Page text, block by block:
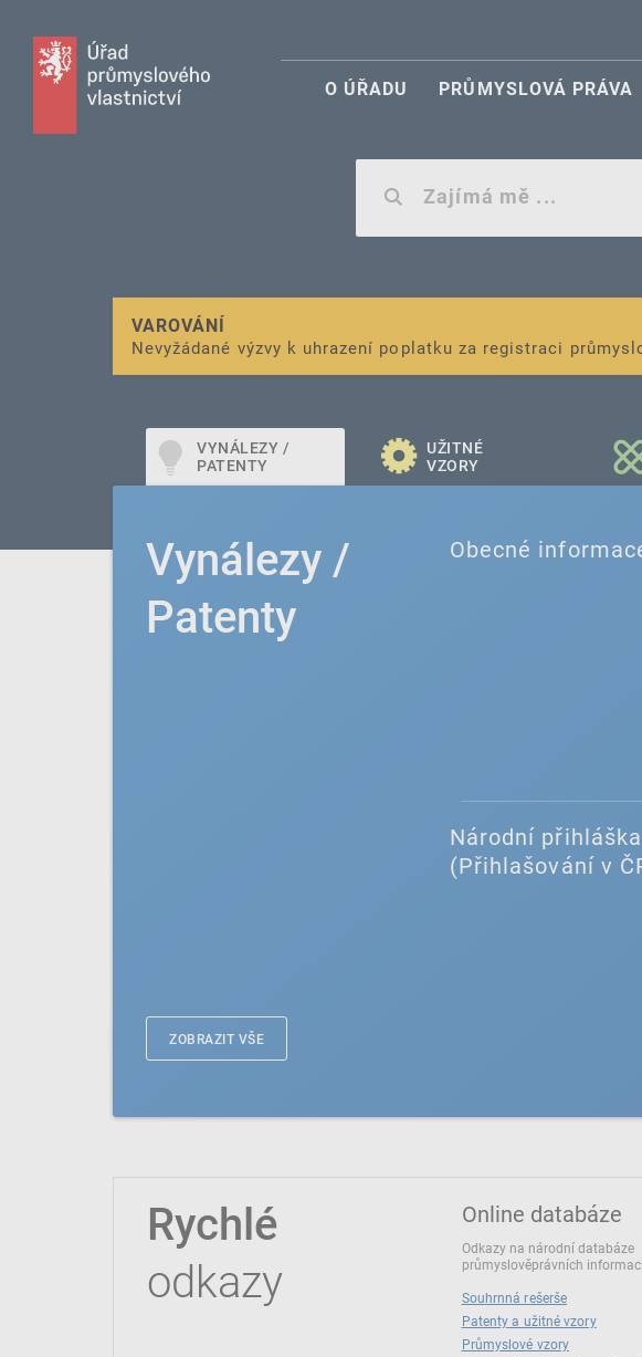
O ÚŘADU PRŮMYSLOVÁ PRÁVA
VAROVÁNÍ
Nevyžádané výzvy k uhrazení poplatku za registraci
Finanční podpora
pro správu duševního vlastnictví pro malé a střední
VYNÁLEZY /
PATENTY
UŽITNÉ
VZORY
Vynálezy /
Patenty
Obecné
Národní přihláška
(Přihlašování v
ZOBRAZIT VŠE
Rychlé
odkazy
Online databáze
Odkazy na národní databáze
průmyslověprávních
Souhrnná rešerše
Patenty a užitné vzory
Průmyslové vzory